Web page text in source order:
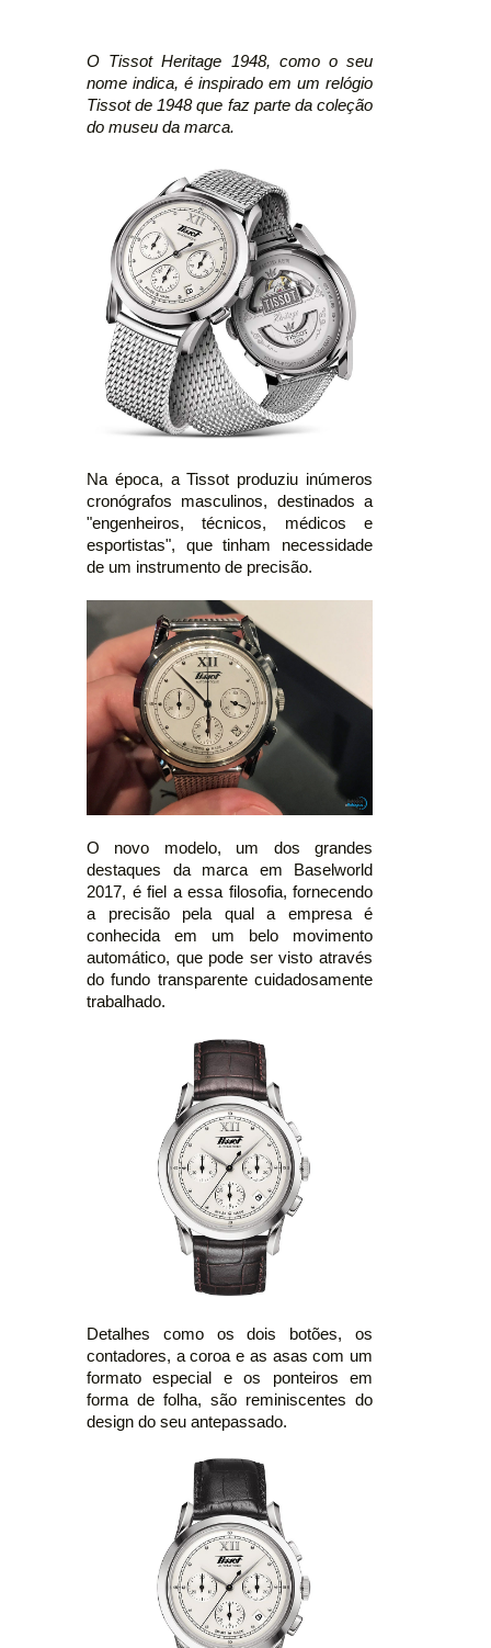
O Tissot Heritage 1948, como o seu
nome indica, é inspirado em um relógio
Tissot de 1948 que faz parte da coleção
do museu da marca.
Na época, a Tissot produziu inúmeros
cronógrafos masculinos, destinados a
"engenheiros, técnicos, médicos e
esportistas", que tinham necessidade
de um instrumento de precisão.
O novo modelo, um dos grandes
destaques da marca em Baselworld
2017, é fiel a essa filosofia, fornecendo
a precisão pela qual a empresa é
conhecida em um belo movimento
automático, que pode ser visto através
do fundo transparente cuidadosamente
trabalhado.
Detalhes como os dois botões, os
contadores, a coroa e as asas com um
formato especial e os ponteiros em
forma de folha, são reminiscentes do
design do seu antepassado.